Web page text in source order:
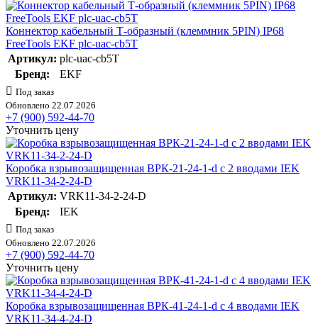
Коннектор кабельный Т-образный (клеммник 5PIN) IP68
FreeTools EKF plc-uac-cb5T
Артикул: plc-uac-cb5T
Бренд:
EKF
Под заказ
Обновлено 22.07.2026
+7 (900) 592-44-70
Уточнить цену
Коробка взрывозащищенная ВРК-21-24-1-d с 2 вводами IEK
VRK11-34-2-24-D
Артикул: VRK11-34-2-24-D
Бренд:
IEK
Под заказ
Обновлено 22.07.2026
+7 (900) 592-44-70
Уточнить цену
Коробка взрывозащищенная ВРК-41-24-1-d с 4 вводами IEK
VRK11-34-4-24-D